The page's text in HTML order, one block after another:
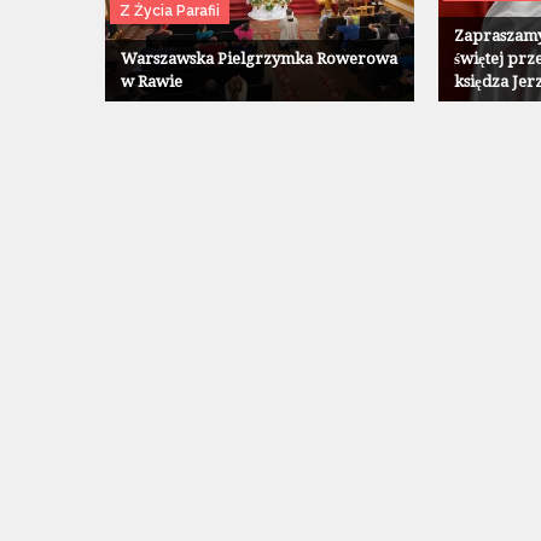
Z Życia Parafii
Warszawska Pielgrzymka Rowerowa
w Rawie
świętej
księdza